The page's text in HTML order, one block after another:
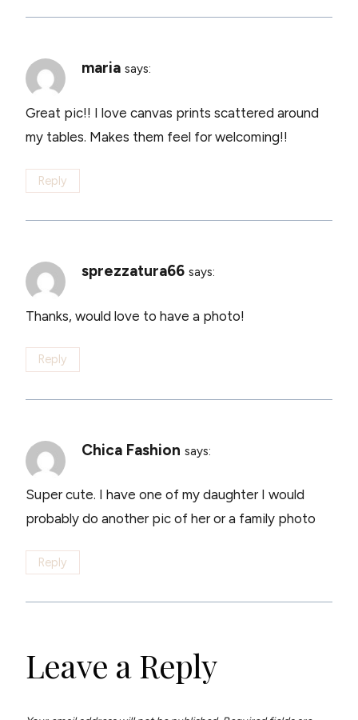
maria says:
Great pic!! I love canvas prints scattered around
my tables. Makes them feel for welcoming!!
Reply
sprezzatura66 says:
Thanks, would love to have a photo!
Reply
Chica Fashion says:
Super cute. I have one of my daughter I would
probably do another pic of her or a family photo
Reply
Leave a Reply